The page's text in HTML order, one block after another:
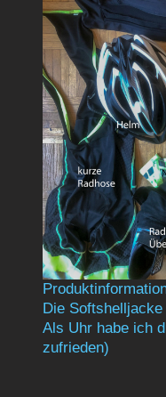
Die
Als Uhr habe ich
zufrieden)